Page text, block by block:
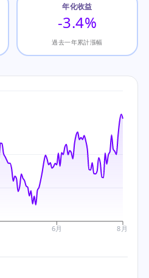
年化收益
-3.4%
過去一年累計漲幅
6月 8月